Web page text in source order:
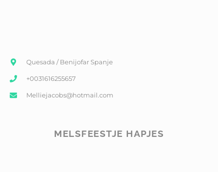
Quesada / Benijofar Spanje
+0031616255657
Melliejacobs@hotmail.com
MELSFEESTJE HAPJES